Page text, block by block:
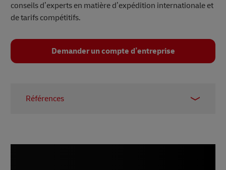
conseils d’experts en matière d’expédition internationale et
de tarifs compétitifs.
Demander un compte d’entreprise
Références
Statista, 2023